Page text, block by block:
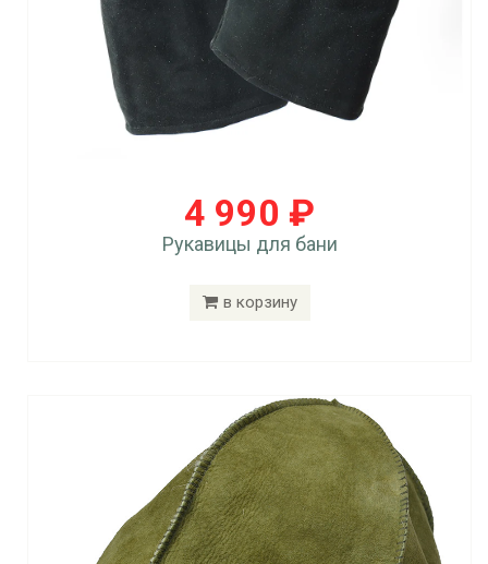
4 990 ₽
Рукавицы для бани
в корзину